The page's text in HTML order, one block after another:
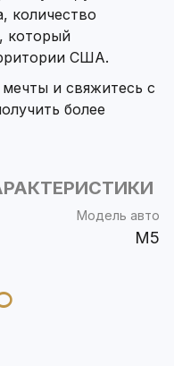
количество
который
США.
и свяжитесь с
более
Модель авто
M5